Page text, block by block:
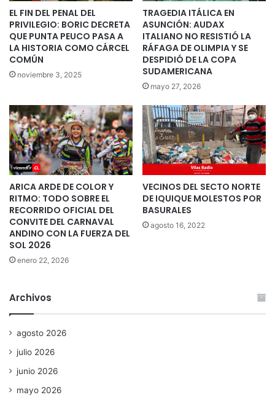
EL FIN DEL PENAL DEL
PRIVILEGIO: BORIC DECRETA
QUE PUNTA PEUCO PASA A
LA HISTORIA COMO CÁRCEL
COMÚN
noviembre 3, 2025
TRAGEDIA ITÁLICA EN
ASUNCIÓN: AUDAX
ITALIANO NO RESISTIÓ LA
RÁFAGA DE OLIMPIA Y SE
DESPIDIÓ DE LA COPA
SUDAMERICANA
mayo 27, 2026
ARICA ARDE DE COLOR Y
RITMO: TODO SOBRE EL
RECORRIDO OFICIAL DEL
CONVITE DEL CARNAVAL
ANDINO CON LA FUERZA DEL
SOL 2026
enero 22, 2026
VECINOS DEL SECTO NORTE
DE IQUIQUE MOLESTOS POR
BASURALES
agosto 16, 2022
Archivos
agosto 2026
julio 2026
junio 2026
mayo 2026